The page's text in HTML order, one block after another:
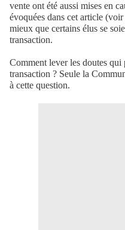
vente ont été aussi mises en
évoquées dans cet article
mieux que certains élus se
transaction.
Comment lever les doutes qui
transaction ? Seule la
à cette question.